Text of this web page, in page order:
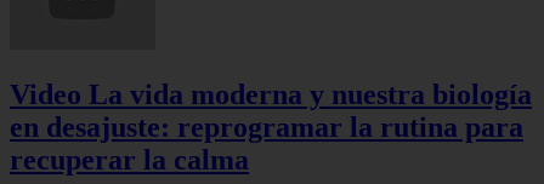
Video La vida moderna y nuestra biología
en desajuste: reprogramar la rutina para
recuperar la calma